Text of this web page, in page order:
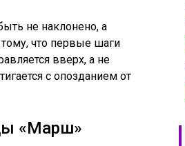
не наклонено, а
что первые шаги
вверх, а не
с опозданием от
«Марш»